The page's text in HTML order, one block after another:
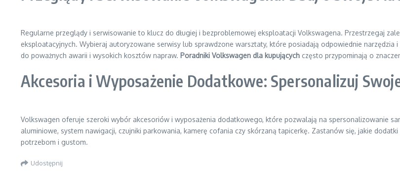
Regularne przeglądy i serwisowanie to klucz do długiej i bezproblemowej eksploatacji Volkswagena. Przestrzegaj
eksploatacyjnych. Wybieraj autoryzowane serwisy lub sprawdzone warsztaty, które posiadają odpowiednie
do poważnych awarii i wysokich kosztów napraw. Poradniki Volkswagen dla kupujących często przypominają o
Akcesoria i Wyposażenie Dodatkowe: Spersonalizuj
Volkswagen oferuje szeroki wybór akcesoriów i wyposażenia dodatkowego, które pozwalają na spersonalizowanie
aluminiowe, system nawigacji, czujniki parkowania, kamerę cofania czy skórzaną tapicerkę. Zastanów się, jakie
potrzebom i gustom.
Udostępnij